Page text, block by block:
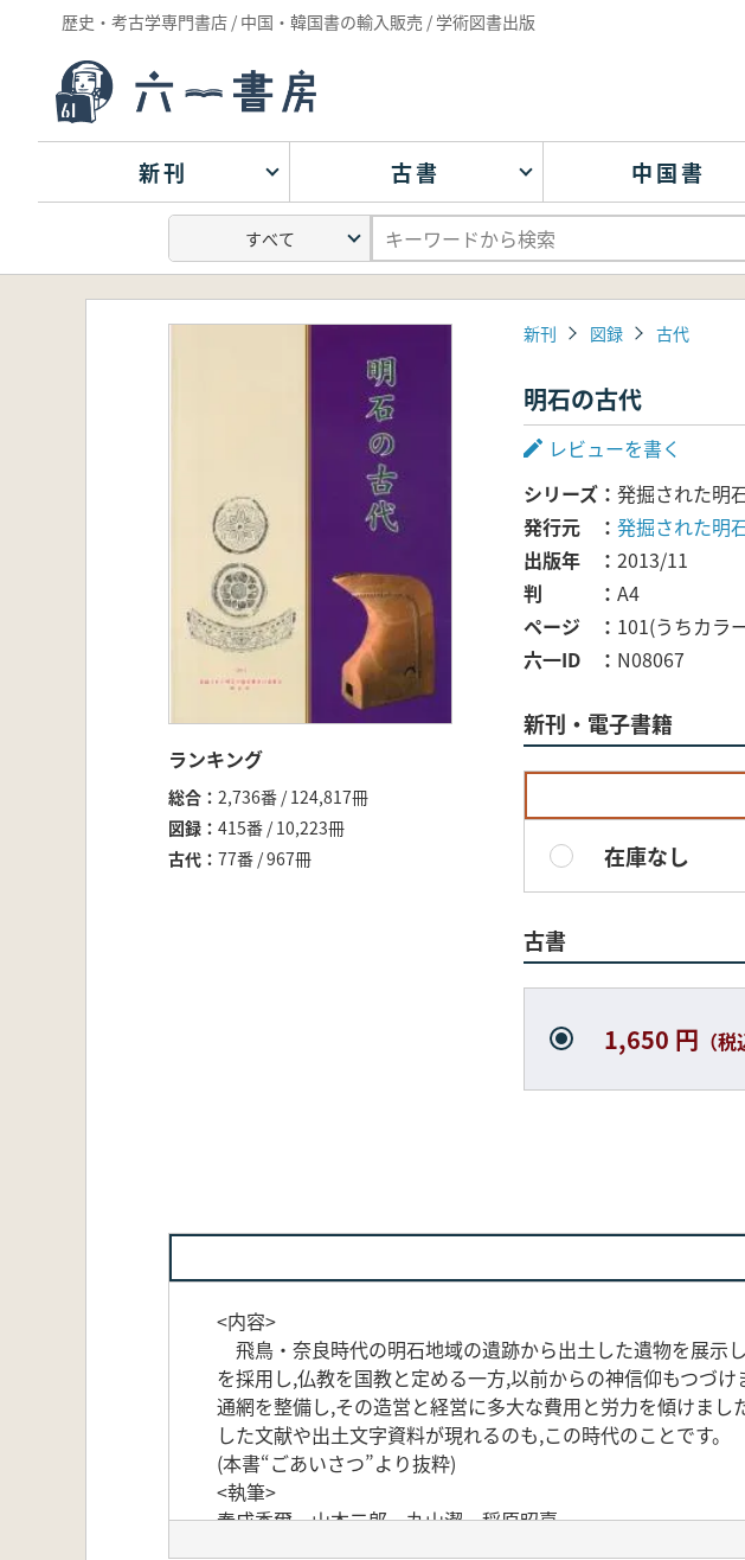
歴史・考古学専門書店 / 中国・韓国書の輸入販売 / 学術図書出版
新刊 古書 中国書
ランキング
総合
2,736番 / 124,817冊
図録
415番 / 10,223冊
古代
77番 / 967冊
新刊 図録 古代
明石の古代
レビューを書く
シリーズ
発掘された明
発行元
発掘された明
出版年
2013/11
判
A4
ページ
101(うちカラ
六一ID
N08067
新刊・電子書籍
在庫なし
古書
1,650 円 （税
<内容>
飛鳥・奈良時代の明石地域の遺跡から出土した遺物を展示
を採用し,仏教を国教と定める一方,以前からの神信仰もつづ
通網を整備し,その造営と経営に多大な費用と労力を傾けま
した文献や出土文字資料が現れるのも,この時代のことです。
(本書“ごあいさつ”より抜粋)
<執筆>
春成秀爾、山本二郎、丸山潔、稲原昭嘉